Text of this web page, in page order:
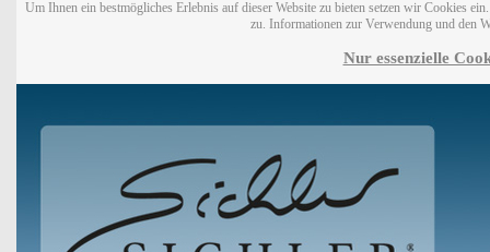
Um Ihnen ein bestmögliches Erlebnis auf dieser Website zu bieten setzen wir Cookies
zu. Informationen zur Verwendung und den
Nur essenzielle